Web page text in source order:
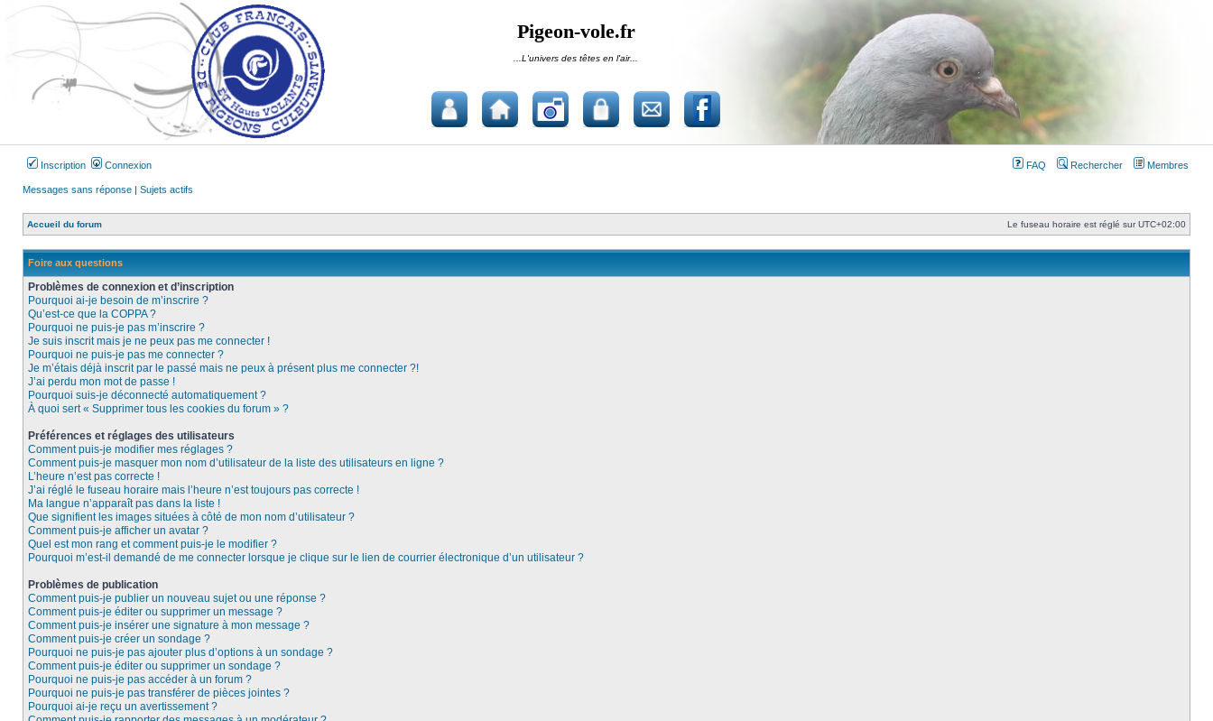
Pigeon-vole.fr
...L'univers des têtes en l'air...
Inscription Connexion FAQ Rechercher Membres
Messages sans réponse | Sujets actifs
Accueil du forum Le fuseau horaire est réglé surUTC+02:00
Foire aux questions
Problèmes de connexion et d’inscription
Pourquoi ai-je besoin de m’inscrire ?
Qu’est-ce que la COPPA ?
Pourquoi ne puis-je pas m’inscrire ?
Je suis inscrit mais je ne peux pas me connecter !
Pourquoi ne puis-je pas me connecter ?
Je m’étais déjà inscrit par le passé mais ne peux à présent plus me connecter ?!
J’ai perdu mon mot de passe !
Pourquoi suis-je déconnecté automatiquement ?
À quoi sert « Supprimer tous les cookies du forum » ?
Préférences et réglages des utilisateurs
Comment puis-je modifier mes réglages ?
Comment puis-je masquer mon nom d’utilisateur de la liste des utilisateurs en ligne ?
L’heure n’est pas correcte !
J’ai réglé le fuseau horaire mais l’heure n’est toujours pas correcte !
Ma langue n’apparaît pas dans la liste !
Que signifient les images situées à côté de mon nom d’utilisateur ?
Comment puis-je afficher un avatar ?
Quel est mon rang et comment puis-je le modifier ?
Pourquoi m’est-il demandé de me connecter lorsque je clique sur le lien de courrier électronique d’un utilisateur ?
Problèmes de publication
Comment puis-je publier un nouveau sujet ou une réponse ?
Comment puis-je éditer ou supprimer un message ?
Comment puis-je insérer une signature à mon message ?
Comment puis-je créer un sondage ?
Pourquoi ne puis-je pas ajouter plus d’options à un sondage ?
Comment puis-je éditer ou supprimer un sondage ?
Pourquoi ne puis-je pas accéder à un forum ?
Pourquoi ne puis-je pas transférer de pièces jointes ?
Pourquoi ai-je reçu un avertissement ?